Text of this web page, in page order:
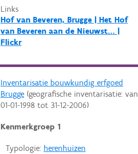
Links
Hof van Beveren, Brugge | Het Hof
van Beveren aan de Nieuwst… |
Flickr
Inventarisatie bouwkundig erfgoed
Brugge(geografische inventarisatie: van
01-01-1998tot 31-12-2006)
Kenmerkgroep 1
Typologie: herenhuizen